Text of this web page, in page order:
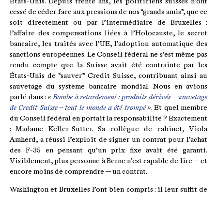
cessé de céder face aux pressions de nos “grands amis”, que ce
soit directement ou par l’intermédiaire de Bruxelles :
l’affaire des compensations liées à l’Holocauste, le secret
bancaire, les traités avec l’UE, l’adoption automatique des
sanctions européennes. Le Conseil fédéral ne s’est même pas
rendu compte que la Suisse avait été contrainte par les
États-Unis de “sauver” Credit Suisse, contribuant ainsi au
sauvetage du système bancaire mondial. Nous en avions
parlé dans : « Bombe à retardement : produits dérivés – sauvetage
de Credit Suisse – tout le monde a été trompé». Et quel membre
du Conseil fédéral en portait la responsabilité ? Exactement
: Madame Keller-Sutter. Sa collègue de cabinet, Viola
Amherd, a réussi l’exploit de signer un contrat pour l’achat
des F-35 en pensant qu’un prix fixe avait été garanti.
Visiblement, plus personne à Berne n’est capable de lire — et
encore moins de comprendre — un contrat.
Washington et Bruxelles l’ont bien compris : il leur suffit de